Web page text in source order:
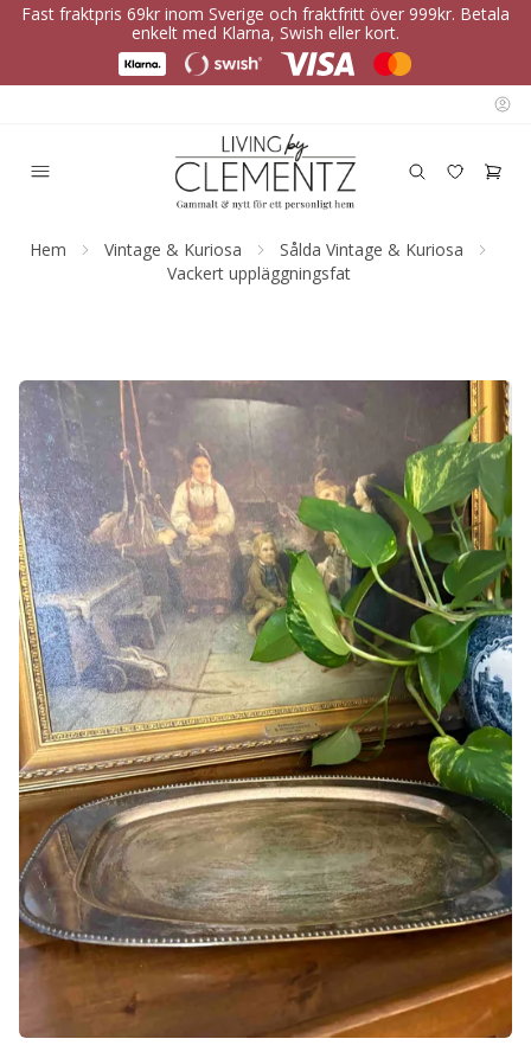
Fast fraktpris 69kr inom Sverige och fraktfritt över 999kr. Betala
enkelt med Klarna, Swish eller kort.
Hem Vintage & Kuriosa
Sålda Vintage & Kuriosa
Vackert uppläggningsfat